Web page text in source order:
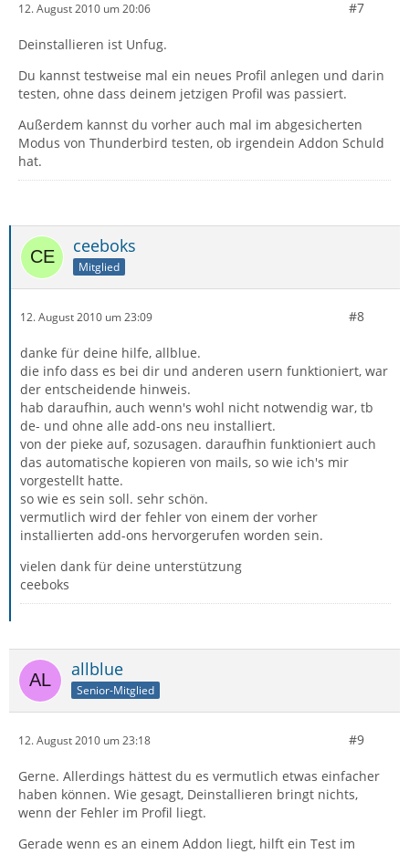
12. August 2010 um 20:06 #7
Deinstallieren ist Unfug.
Du kannst testweise mal ein neues Profil anlegen und darin
testen, ohne dass deinem jetzigen Profil was passiert.
Außerdem kannst du vorher auch mal im abgesicherten
Modus von Thunderbird testen, ob irgendein Addon Schuld
hat.
ceeboks
Mitglied
12. August 2010 um 23:09 #8
danke für deine hilfe, allblue.
die info dass es bei dir und anderen usern funktioniert, war
der entscheidende hinweis.
hab daraufhin, auch wenn's wohl nicht notwendig war, tb
de- und ohne alle add-ons neu installiert.
von der pieke auf, sozusagen. daraufhin funktioniert auch
das automatische kopieren von mails, so wie ich's mir
vorgestellt hatte.
so wie es sein soll. sehr schön.
vermutlich wird der fehler von einem der vorher
installierten add-ons hervorgerufen worden sein.
vielen dank für deine unterstützung
ceeboks
allblue
Senior-Mitglied
12. August 2010 um 23:18 #9
Gerne. Allerdings hättest du es vermutlich etwas einfacher
haben können. Wie gesagt, Deinstallieren bringt nichts,
wenn der Fehler im Profil liegt.
Gerade wenn es an einem Addon liegt, hilft ein Test im